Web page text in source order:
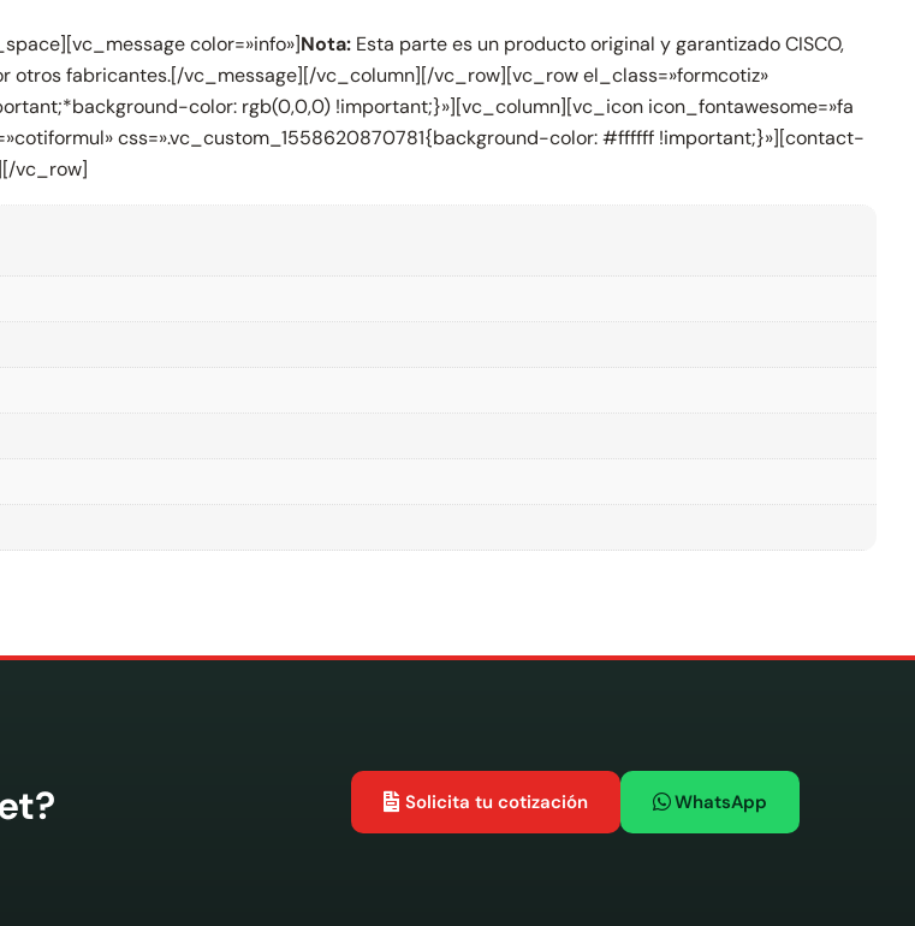
color=»info»]Nota: Esta parte es un producto original y garantizado CISCO,
otros fabricantes.[/vc_message][/vc_column][/vc_row][vc_row el_class=»formcotiz»
color: rgb(0,0,0) !important;}»][vc_column][vc_icon icon_fontawesome=»fa
css=».vc_custom_1558620870781{background-color: #ffffff !important;}»][contact-
vc_row]
Solicita tu cotización WhatsApp